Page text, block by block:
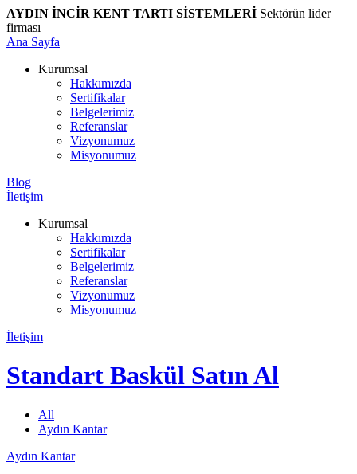
AYDIN İNCİR KENT TARTI SİSTEMLERİ Sektörün lider
firması
Ana Sayfa
Kurumsal
Hakkımızda
Sertifikalar
Belgelerimiz
Referanslar
Vizyonumuz
Misyonumuz
Blog
İletişim
Kurumsal
Hakkımızda
Sertifikalar
Belgelerimiz
Referanslar
Vizyonumuz
Misyonumuz
İletişim
Standart Baskül Satın Al
All
Aydın Kantar
Aydın Kantar